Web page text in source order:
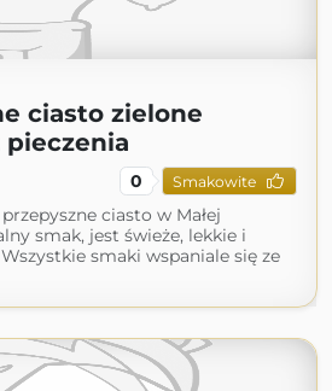
ciasto zielone
pieczenia
0 Smakowite
ciasto w Małej
smak, jest świeże, lekkie i
smaki wspaniale się ze